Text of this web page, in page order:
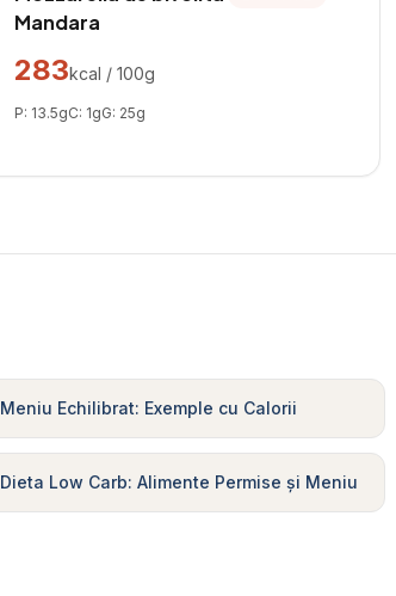
Mandara
283kcal / 100g
P: 13.5gC: 1gG: 25g
Meniu Echilibrat: Exemple cu Calorii
Dieta Low Carb: Alimente Permise și Meniu